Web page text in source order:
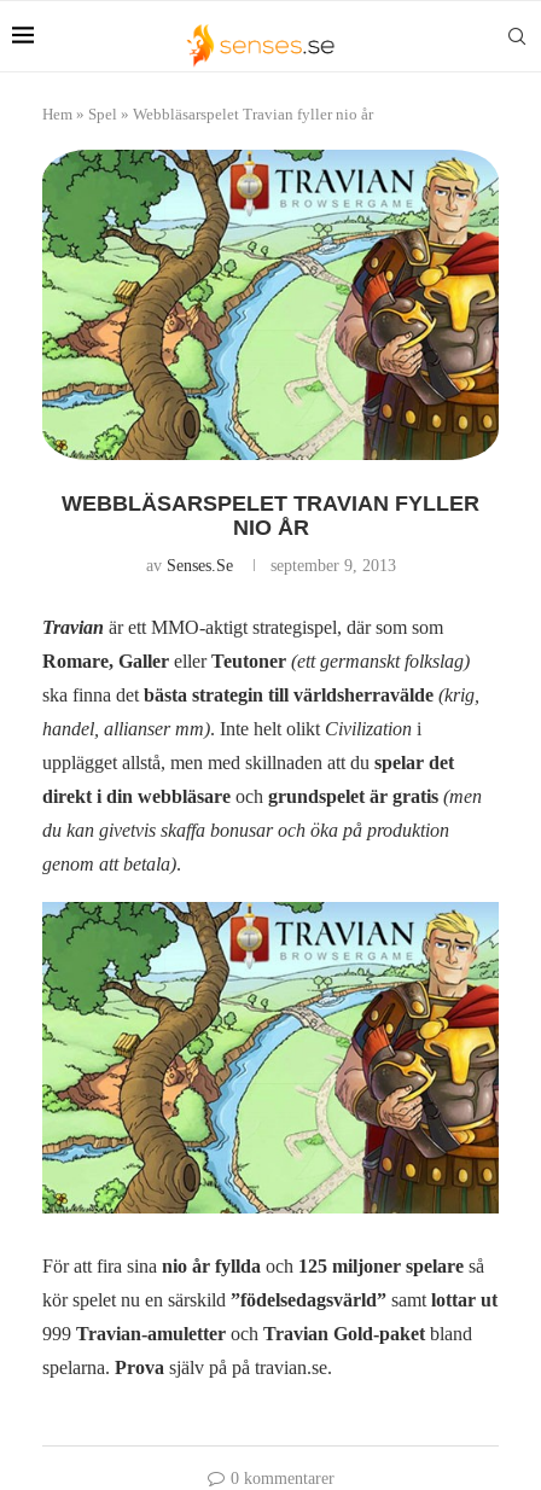
Hem » Spel » Webbläsarspelet Travian fyller nio år
WEBBLÄSARSPELET TRAVIAN FYLLER
NIO ÅR
av Senses.se september 9, 2013
Travian är ett MMO-aktigt strategispel, där som som
Romare, Galler ellerTeutoner (ett germanskt folkslag)
ska finna det bästa strategin till världsherravälde (krig,
handel, allianser mm). Inte helt olikt Civilization i
upplägget allstå, men med skillnaden att du spelar det
direkt i din webbläsare och grundspelet är gratis (men
du kan givetvis skaffa bonusar och öka på produktion
genom att betala).
För att fira sina nio år fyllda och 125 miljoner spelare så
kör spelet nu en särskild ”födelsedagsvärld” samt lottar ut
999 Travian-amuletter och Travian Gold-paket bland
spelarna. Prova själv på på travian.se.
0 kommentarer